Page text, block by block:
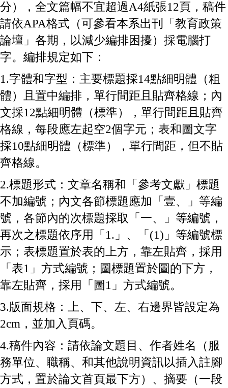
分），全文篇幅不宜超過A4紙張12頁，稿件
請依APA格式（可參看本系出刊「教育政策
論壇」各期，以減少編排困擾）採電腦打
字。編排規定如下：
1.字體和字型：主要標題採14點細明體（粗
體）且置中編排，單行間距且貼齊格線；內
文採12點細明體（標準），單行間距且貼齊
格線，每段應左起空2個字元；表和圖文字
採10點細明體（標準），單行間距，但不貼
齊格線。
2.標題形式：文章名稱和「參考文獻」標題
不加編號；內文各節標題應加「壹、」等編
號，各節內的次標題採取「一、」等編號，
再次之標題依序用「1.」、「(1)」等編號標
示；表標題置於表的上方，靠左貼齊，採用
「表1」方式編號；圖標題置於圖的下方，
靠左貼齊，採用「圖1」方式編號。
3.版面規格：上、下、左、右邊界皆設定為
2cm，並加入頁碼。
4.稿件內容：請依論文題目、作者姓名（服
務單位、職稱、和其他說明資訊以插入註腳
方式，置於論文首頁最下方）、摘要（一段